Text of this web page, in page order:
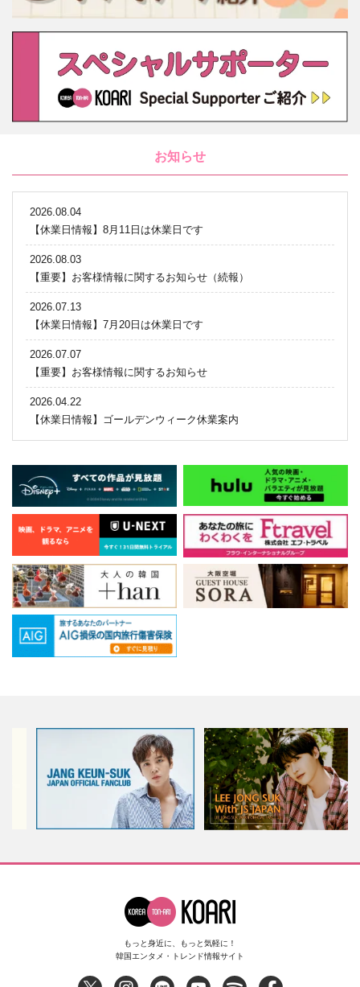
お知らせ
2026.08.04
【休業日情報】8月11日は休業日です
2026.08.03
【重要】お客様情報に関するお知らせ（続報）
2026.07.13
【休業日情報】7月20日は休業日です
2026.07.07
【重要】お客様情報に関するお知らせ
2026.04.22
【休業日情報】ゴールデンウィーク休業案内
もっと身近に、もっと気軽に！
韓国エンタメ・トレンド情報サイト